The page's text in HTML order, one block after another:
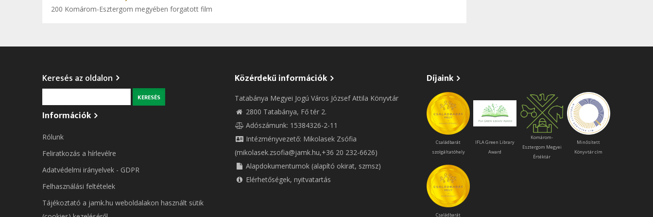
200 Komárom-Esztergom megyében forgatott film
Keresés az oldalon
Információk
Rólunk
Feliratkozás a hírlevélre
Adatvédelmi irányelvek - GDPR
Felhasználási feltételek
Tájékoztató a jamk.hu weboldalakon használt sütik
Közérdekű információk
Tatabánya Megyei Jogú Város József Attila Könyvtár
2800 Tatabánya, Fő tér 2.
Adószámunk: 15384326-2-11
Intézményvezető: Mikolasek Zsófia
(mikolasek.zsofia@jamk.hu,+36 20 232-6626)
Alapdokumentumok (alapító okirat, szmsz)
Elérhetőségek, nyitvatartás
Díjaink
Családbarát
szolgáltatóhely
IFLA Green Library
Award
Komárom-
Esztergom Megyei
Értéktár
Minősített
Könyvtár cím
Családbarát